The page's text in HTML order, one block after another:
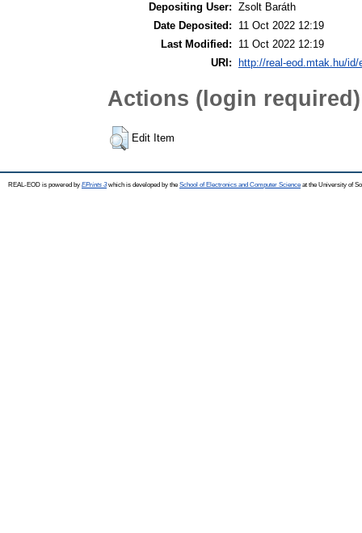
Depositing User: Zsolt Baráth
Date Deposited:
11 Oct 2022 12:19
Last Modified:
11 Oct 2022 12:19
URI:
http://real-eod.mtak.hu/id/
Actions (login required)
Edit Item
REAL-EOD is powered by EPrints 3which is developed by the School of Electronics and Computer Science at the University of